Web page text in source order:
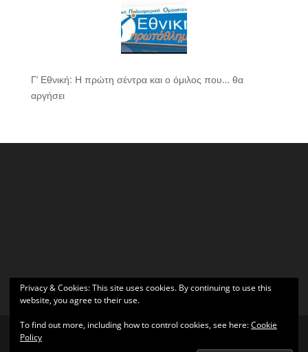
Γ’ Εθνική: Η πρώτη σέντρα και ο όμιλος που… θα
αργήσει
Privacy & Cookies: This site uses cookies. By continuing to use this
website, you agree to their use.
To find out more, including how to control cookies, see here:Cookie
Policy